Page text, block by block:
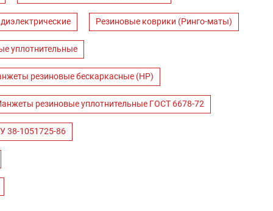
Резиновые коврики (Ринго-маты)
уплотнительные
резиновые бескаркасные (НР)
резиновые уплотнительные ГОСТ 6678-72
38-1051725-86